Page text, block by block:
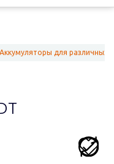
Аккумуляторы для различных